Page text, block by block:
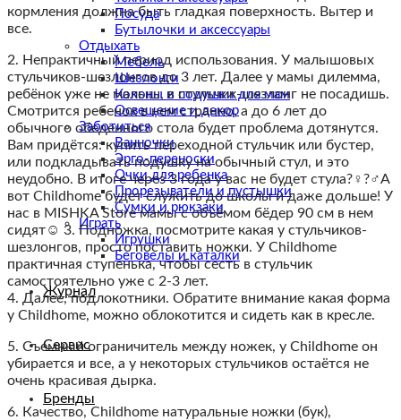
Посуда
Бутылочки и аксессуары
Отдыхать
Мебель
Шезлонги
Коконы и подушки для мам
Освещение и декор
Заботиться
Ванночки
Эрго-переноски
Очки для ребенка
Прорезыватели и пустышки
Сумки и рюкзаки
Играть
Игрушки
Беговелы и каталки
Журнал
Сервис
Бренды
кормления должна быть гладкая поверхность. Вытер и
все.
2. Непрактичный период использования. У малышовых
стульчиков-шезлонгов до 3 лет. Далее у мамы дилемма,
ребёнок уже не малыш, в стульчик-шезлонг не посадишь.
Смотрится ребенок в нем странно, а до 6 лет до
обычного обеденного стола будет проблема дотянутся.
Вам придётся: купить переходной стульчик или бустер,
или подкладывать подушку на обычный стул, и это
неудобно. В итоге через 3 года у вас не будет стула?‍♀️?‍♂️А
вот Childhome будет служить до школы и даже дольше! У
нас в MISHKA Store мамы с объёмом бёдер 90 см в нем
сидят☺ 3. Подножка, посмотрите какая у стульчиков-
шезлонгов, просто поставить ножки. У Childhome
практичная ступенька, чтобы сесть в стульчик
самостоятельно уже с 2-3 лет.
4. Далее, подлокотники. Обратите внимание какая форма
у Childhome, можно облокотится и сидеть как в кресле.
5. Съемный ограничитель между ножек, у Childhome он
убирается и все, а у некоторых стульчиков остаётся не
очень красивая дырка.
6. Качество, Childhome натуральные ножки (бук),